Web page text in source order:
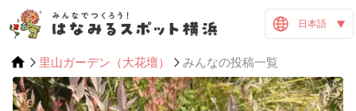
日本語
里山ガーデン（大花壇） みんなの投稿一覧